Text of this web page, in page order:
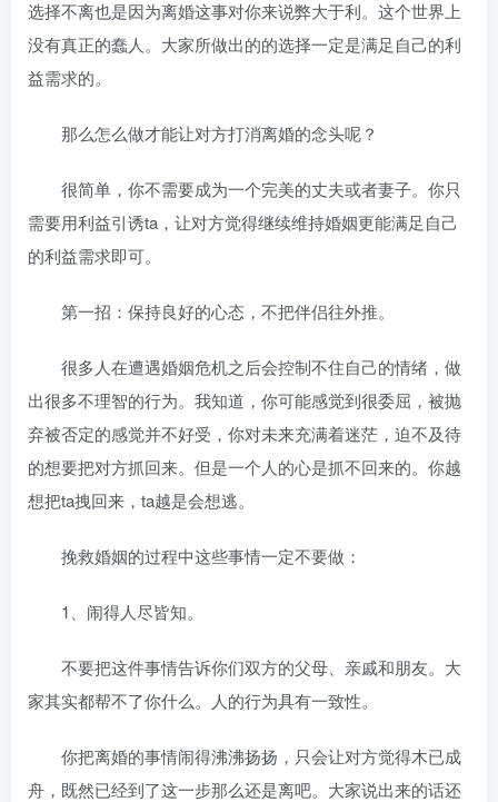
选择不离也是因为离婚这事对你来说弊大于利。这个世界上
没有真正的蠢人。大家所做出的的选择一定是满足自己的利
益需求的。
那么怎么做才能让对方打消离婚的念头呢？
很简单，你不需要成为一个完美的丈夫或者妻子。你只
需要用利益引诱ta，让对方觉得继续维持婚姻更能满足自己
的利益需求即可。
第一招：保持良好的心态，不把伴侣往外推。
很多人在遭遇婚姻危机之后会控制不住自己的情绪，做
出很多不理智的行为。我知道，你可能感觉到很委屈，被抛
弃被否定的感觉并不好受，你对未来充满着迷茫，迫不及待
的想要把对方抓回来。但是一个人的心是抓不回来的。你越
想把ta拽回来，ta越是会想逃。
挽救婚姻的过程中这些事情一定不要做：
1、闹得人尽皆知。
不要把这件事情告诉你们双方的父母、亲戚和朋友。大
家其实都帮不了你什么。人的行为具有一致性。
你把离婚的事情闹得沸沸扬扬，只会让对方觉得木已成
舟，既然已经到了这一步那么还是离吧。大家说出来的话还